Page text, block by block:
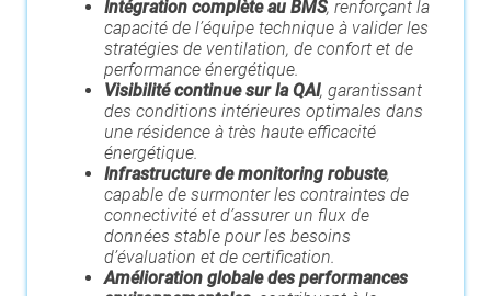
Intégration complète au BMS, renforçant la
capacité de l’équipe technique à valider les
stratégies de ventilation, de confort et de
performance énergétique.
Visibilité continue sur la QAI, garantissant
des conditions intérieures optimales dans
une résidence à très haute efficacité
énergétique.
Infrastructure de monitoring robuste,
capable de surmonter les contraintes de
connectivité et d’assurer un flux de
données stable pour les besoins
d’évaluation et de certification.
Amélioration globale des performances